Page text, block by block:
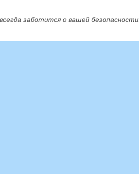
заботится о вашей безопасности.